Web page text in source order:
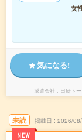
女
気になる!
派遣会社 日研ト
未読
NEW
掲載日 2026/